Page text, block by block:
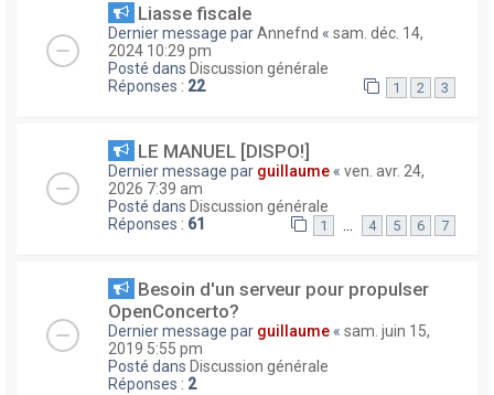
Liasse fiscale
Dernier message parAnnefnd « sam. déc. 14,
2024 10:29 pm
Posté dans Discussion générale
Réponses : 22 1 2 3
LE MANUEL [DISPO!]
Dernier message par guillaume « ven. avr. 24,
2026 7:39 am
Posté dans Discussion générale
Réponses : 61 1 … 4 5 6 7
Besoin d'un serveur pour propulser
OpenConcerto?
Dernier message par guillaume « sam. juin 15,
2019 5:55 pm
Posté dans Discussion générale
Réponses : 2